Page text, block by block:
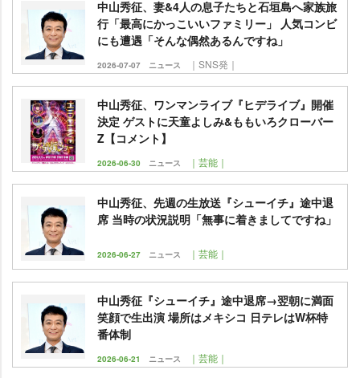
中山秀征、妻&4人の息子たちと石垣島へ家族旅
行「最高にかっこいいファミリー」 人気コンビ
にも遭遇「そんな偶然あるんですね」
2026-07-07 ニュース ｜SNS発｜
中山秀征、ワンマンライブ『ヒデライブ』開催
決定 ゲストに天童よしみ&ももいろクローバー
Z【コメント】
2026-06-30 ニュース ｜芸能｜
中山秀征、先週の生放送『シューイチ』途中退
席 当時の状況説明「無事に着きましてですね」
2026-06-27 ニュース ｜芸能｜
中山秀征『シューイチ』途中退席→翌朝に満面
笑顔で生出演 場所はメキシコ 日テレはW杯特
番体制
2026-06-21 ニュース ｜芸能｜